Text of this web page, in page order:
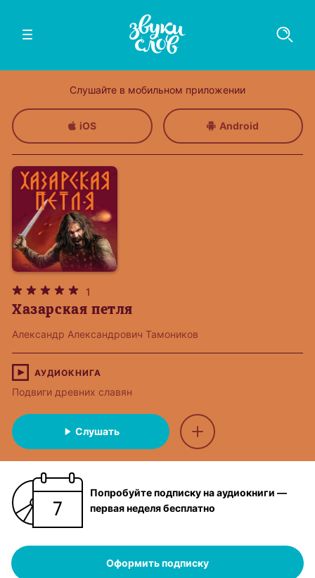
Слушайте в мобильном приложении
iOS Android
1
Хазарская петля
Александр Александрович Тамоников
АУДИОКНИГА
Подвиги древних славян
Слушать
Попробуйте подписку на аудиокниги —
первая неделя бесплатно
Оформить подписку